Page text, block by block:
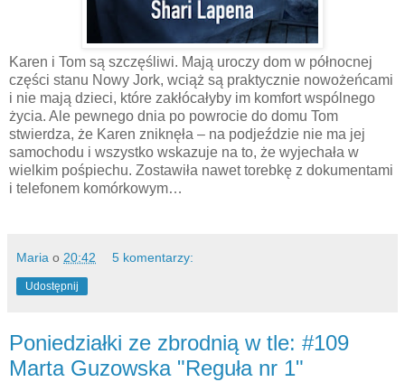
Karen i Tom są szczęśliwi. Mają uroczy dom w północnej
części stanu Nowy Jork, wciąż są praktycznie nowożeńcami
i nie mają dzieci, które zakłócałyby im komfort wspólnego
życia. Ale pewnego dnia po powrocie do domu Tom
stwierdza, że Karen zniknęła – na podjeździe nie ma jej
samochodu i wszystko wskazuje na to, że wyjechała w
wielkim pośpiechu. Zostawiła nawet torebkę z dokumentami
i telefonem komórkowym…
Maria o 20:42 5 komentarzy:
Udostępnij
Poniedziałki ze zbrodnią w tle: #109
Marta Guzowska "Reguła nr 1"